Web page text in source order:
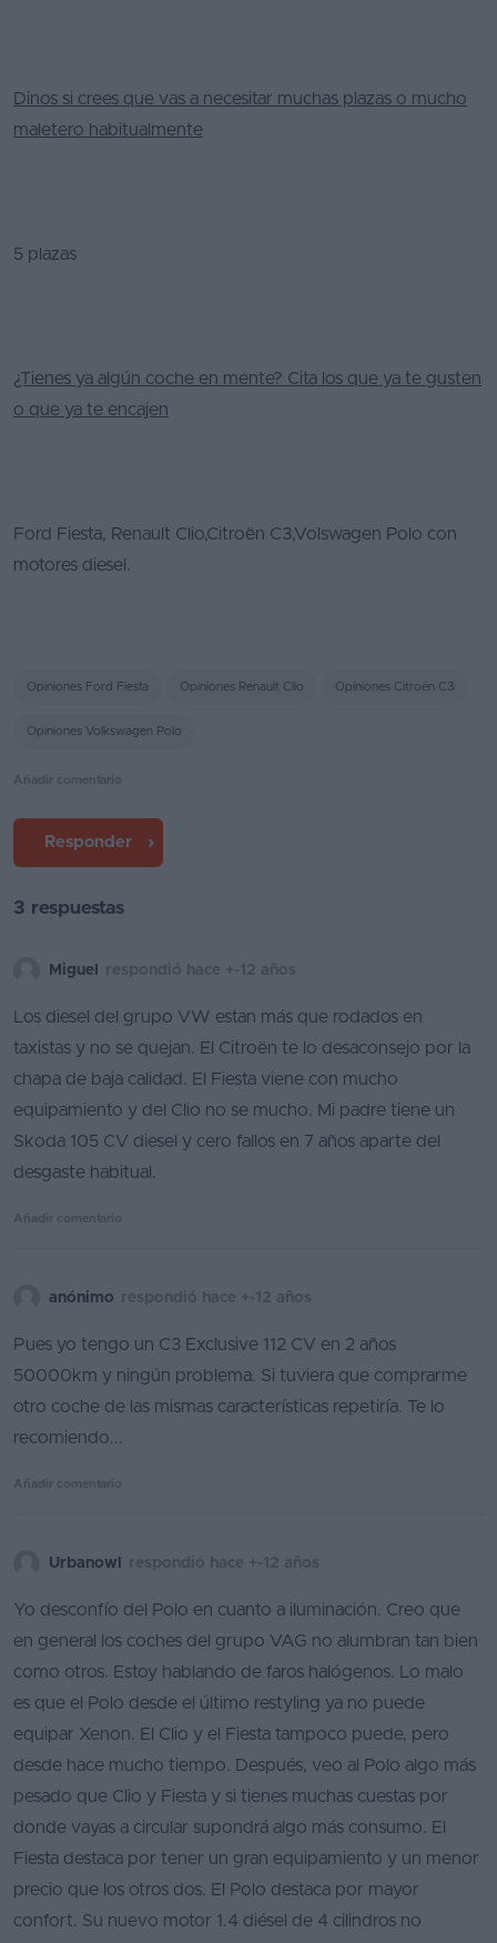
coche
coches
Dinos si crees que vas a necesitar muchas plazas o mucho
maletero habitualmente
5 plazas
¿Tienes ya algún coche en mente? Cita los que ya te gusten
o que ya te encajen
Ford Fiesta, Renault Clio,Citroën C3,Volswagen Polo con
motores diesel.
Opiniones Ford Fiesta Opiniones Renault Clio Opiniones Citroën C3
Opiniones Volkswagen Polo
Añadir comentario
Responder
3 respuestas
Miguel respondió hace +-12 años
Los diesel del grupo VW estan más que rodados en
taxistas y no se quejan. El Citroën te lo desaconsejo por la
chapa de baja calidad. El Fiesta viene con mucho
equipamiento y del Clio no se mucho. Mi padre tiene un
Skoda 105 CV diesel y cero fallos en 7 años aparte del
desgaste habitual.
Añadir comentario
anónimo respondió hace +-12 años
Pues yo tengo un C3 Exclusive 112 CV en 2 años
50000km y ningún problema. Si tuviera que comprarme
otro coche de las mismas características repetiría. Te lo
recomiendo...
Añadir comentario
Urbanowl respondió hace +-12 años
Yo desconfío del Polo en cuanto a iluminación. Creo que
en general los coches del grupo VAG no alumbran tan bien
como otros. Estoy hablando de faros halógenos. Lo malo
es que el Polo desde el último restyling ya no puede
equipar Xenon. El Clio y el Fiesta tampoco puede, pero
desde hace mucho tiempo. Después, veo al Polo algo más
pesado que Clio y Fiesta y si tienes muchas cuestas por
donde vayas a circular supondrá algo más consumo. El
Fiesta destaca por tener un gran equipamiento y un menor
precio que los otros dos. El Polo destaca por mayor
confort. Su nuevo motor 1.4 diésel de 4 cilindros no